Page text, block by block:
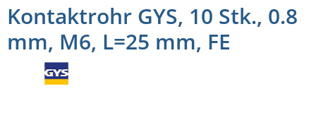
Kontaktrohr GYS, 10 Stk., 0.8
mm, M6, L=25 mm, FE